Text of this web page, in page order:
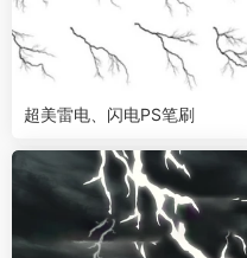
超美雷电、闪电PS笔刷